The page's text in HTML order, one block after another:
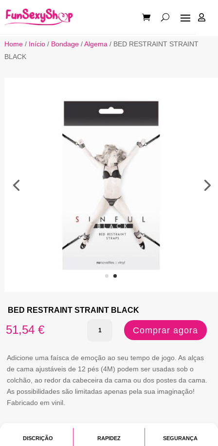

Home/ Início/ Bondage/Algema / BED RESTRAINT STRAINT
BLACK
BED RESTRAINT STRAINT BLACK
51,54 €
Quantidade
BED
RESTRAINT
STRAINT
Comprar agora
Adicione uma faísca de emoção ao seu tempo de jogo. As alças
de cama ajustáveis ​​de 12 pés (4M) podem ser usadas sob o
colchão, ao redor da cabeceira da cama ou dos postes da cama.
As possibilidades são limitadas apenas pela sua imaginação!
Fabricado em vinil.
DISCRIÇÃO RAPIDEZ SEGURANÇA